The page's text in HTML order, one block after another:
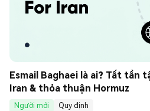
Esmail Baghaei là ai? Tất tần
Iran & thỏa thuận Hormuz
Người mới
Quy định